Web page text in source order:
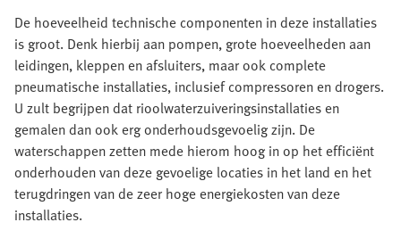
De hoeveelheid technische componenten in deze installaties
is groot. Denk hierbij aan pompen, grote hoeveelheden aan
leidingen, kleppen en afsluiters, maar ook complete
pneumatische installaties, inclusief compressoren en drogers.
U zult begrijpen dat rioolwaterzuiveringsinstallaties en
gemalen dan ook erg onderhoudsgevoelig zijn. De
waterschappen zetten mede hierom hoog in op het efficiënt
onderhouden van deze gevoelige locaties in het land en het
terugdringen van de zeer hoge energiekosten van deze
installaties.